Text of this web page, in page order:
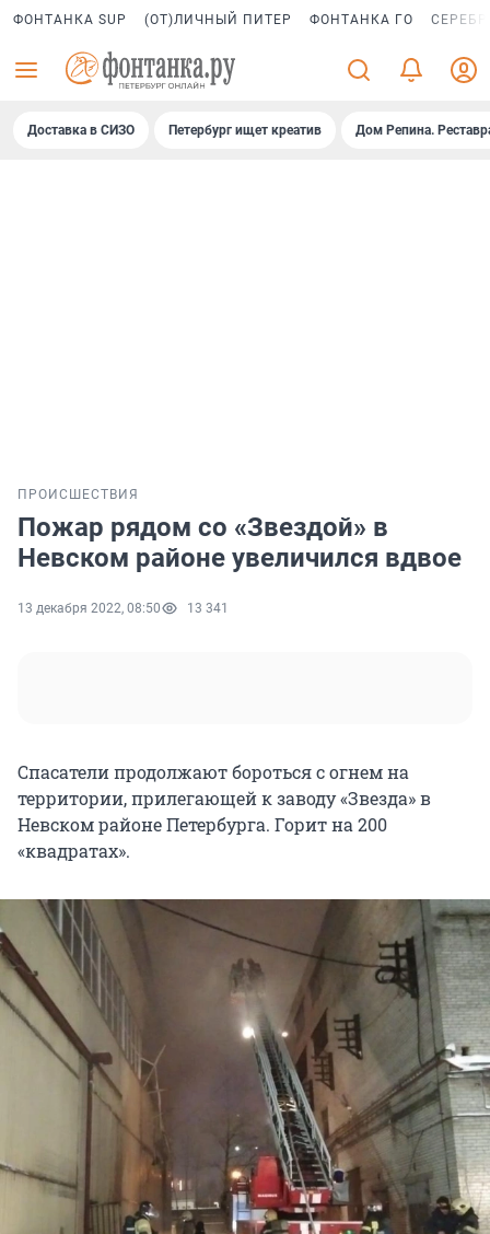
ФОНТАНКА SUP (ОТ)ЛИЧНЫЙ ПИТЕР ФОНТАНКА ГО
Доставка в СИЗО Петербург ищет креатив Дом Репина.
ПРОИСШЕСТВИЯ
Пожар рядом со «Звездой» в
Невском районе увеличился вдвое
13 декабря 2022, 08:50 13 341
Спасатели продолжают бороться с огнем на
территории, прилегающей к заводу «Звезда» в
Невском районе Петербурга. Горит на 200
«квадратах».